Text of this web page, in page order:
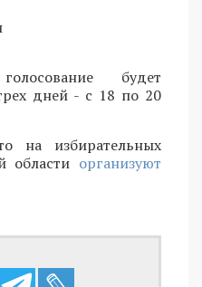
будет
дней - с 18 по 20
на избирательных
области организуют